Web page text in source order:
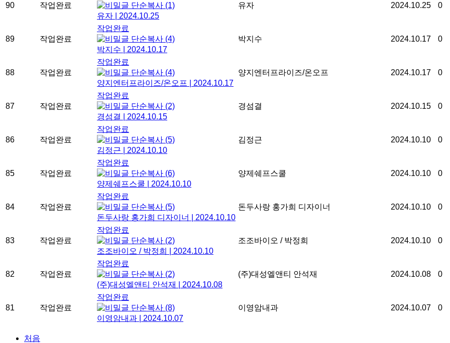
90 작업완료
단순복사 (1)
유자
2024.10.25
유자 2024.10.25 0
89 작업완료
작업완료
단순복사 (4)
박지수
2024.10.17
박지수 2024.10.17 0
88 작업완료
작업완료
단순복사 (4)
양지엔터프라이즈/온오프
2024.10.17
양지엔터프라이즈/온오프 2024.10.17 0
87 작업완료
작업완료
단순복사 (2)
경섬결
2024.10.15
경섬결 2024.10.15 0
86 작업완료
작업완료
단순복사 (5)
김정근
2024.10.10
김정근 2024.10.10 0
85 작업완료
작업완료
단순복사 (6)
양제쉐프스쿨
2024.10.10
양제쉐프스쿨 2024.10.10 0
84 작업완료
작업완료
단순복사 (5)
돈두사랑 홍가희 디자이너
2024.10.10
돈두사랑 홍가희 디자이너 2024.10.10 0
83 작업완료
작업완료
단순복사 (2)
조조바이오 / 박정희
2024.10.10
조조바이오 / 박정희 2024.10.10 0
82 작업완료
작업완료
단순복사 (2)
(주)대성엘앤티 안석재
2024.10.08
(주)대성엘앤티 안석재 2024.10.08 0
81 작업완료
작업완료
단순복사 (8)
이영암내과
2024.10.07
이영암내과 2024.10.07 0
처음